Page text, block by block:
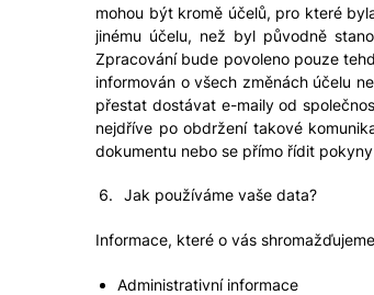
mohou být kromě účelů, pro které
jinému účelu, než byl původně
Zpracování bude povoleno pouze
informován o všech změnách účelu
přestat dostávat e-maily od
nejdříve po obdržení takové
dokumentu nebo se přímo řídit
Jak používáme vaše data?
Informace, které o vás
Administrativní informace